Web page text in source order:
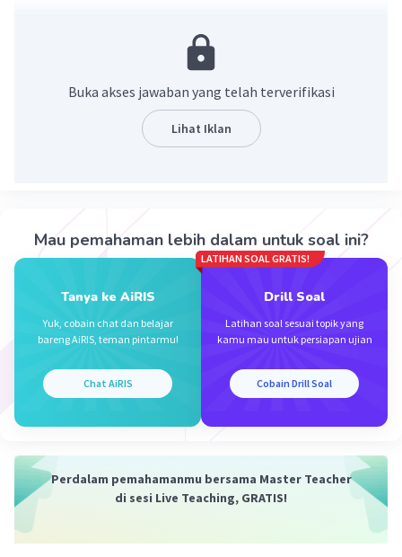
Buka akses jawaban yang telah terverifikasi
Lihat Iklan
Mau pemahaman lebih dalam untuk soal ini?
Tanya ke AiRIS
Yuk, cobain chat dan belajar
bareng AiRIS, teman pintarmu!
Chat AiRIS
LATIHAN SOAL GRATIS!
Drill Soal
Latihan soal sesuai topik yang
kamu mau untuk persiapan ujian
Cobain Drill Soal
Perdalam pemahamanmu bersama Master Teacher
di sesi Live Teaching, GRATIS!